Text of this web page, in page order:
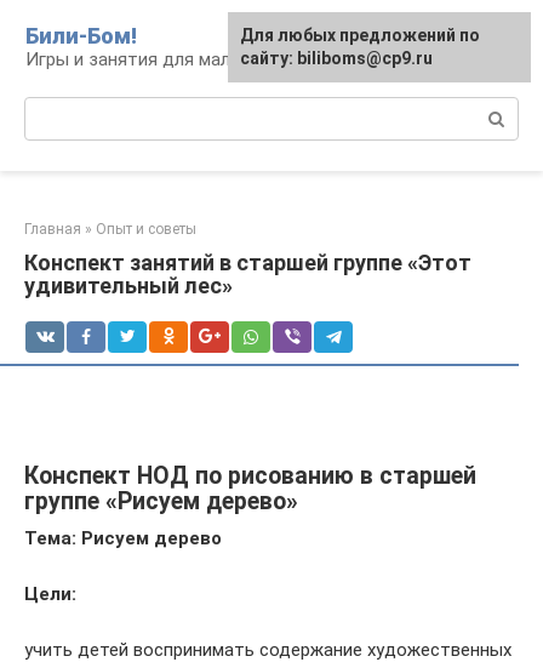
контенту
Били-Бом!
Игры и занятия для малышей и школьников
Главная » Опыт и советы
Конспект занятий в старшей группе «Этот
удивительный лес»
Конспект НОД по рисованию в старшей
группе «Рисуем дерево»
Тема: Рисуем дерево
Цели:
учить детей воспринимать содержание художественных
Для любых предложений по
сайту: biliboms@cp9.ru